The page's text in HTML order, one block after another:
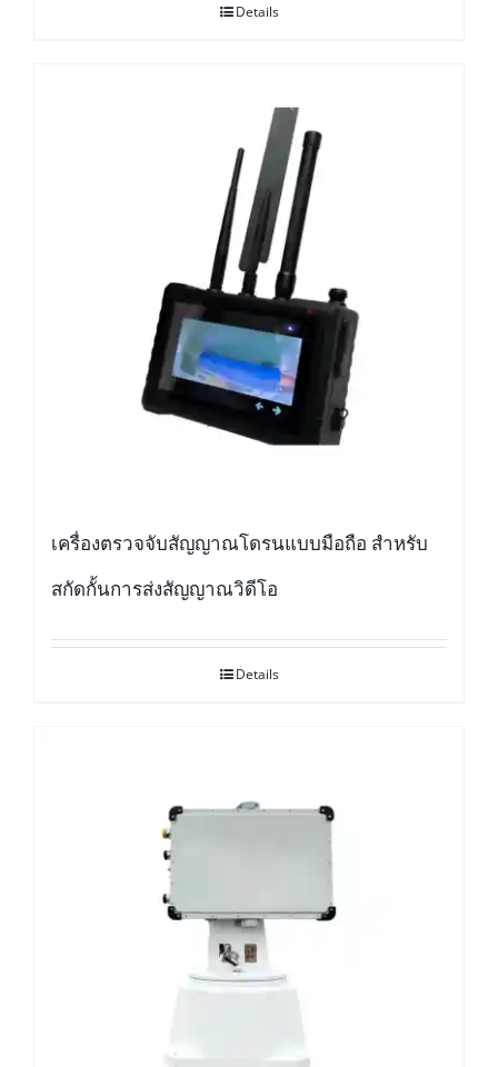
Details
เครื่องตรวจจับสัญญาณโดรนแบบมือถือ สำหรับ
สกัดกั้นการส่งสัญญาณวิดีโอ
Details